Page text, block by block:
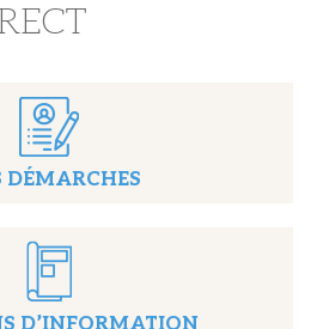
DÉMARCHES